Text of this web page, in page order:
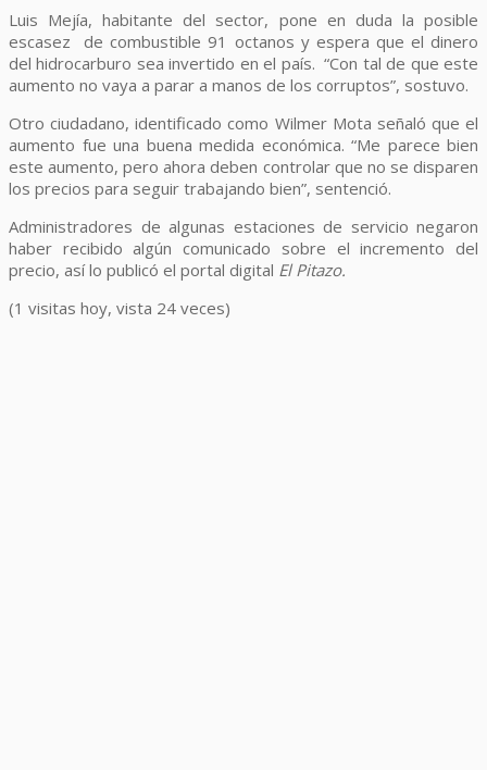
Luis Mejía, habitante del sector, pone en duda la posible
escasez de combustible 91 octanos y espera que el dinero
del hidrocarburo sea invertido en el país. “Con tal de que este
aumento no vaya a parar a manos de los corruptos”, sostuvo.
Otro ciudadano, identificado como Wilmer Mota señaló que el
aumento fue una buena medida económica. “Me parece bien
este aumento, pero ahora deben controlar que no se disparen
los precios para seguir trabajando bien”, sentenció.
Administradores de algunas estaciones de servicio negaron
haber recibido algún comunicado sobre el incremento del
precio, así lo publicó el portal digital El Pitazo.
(1 visitas hoy, vista 24 veces)